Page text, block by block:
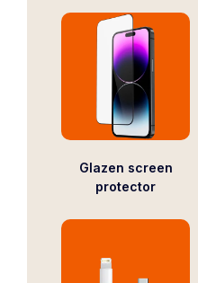
Glazen screen
protector